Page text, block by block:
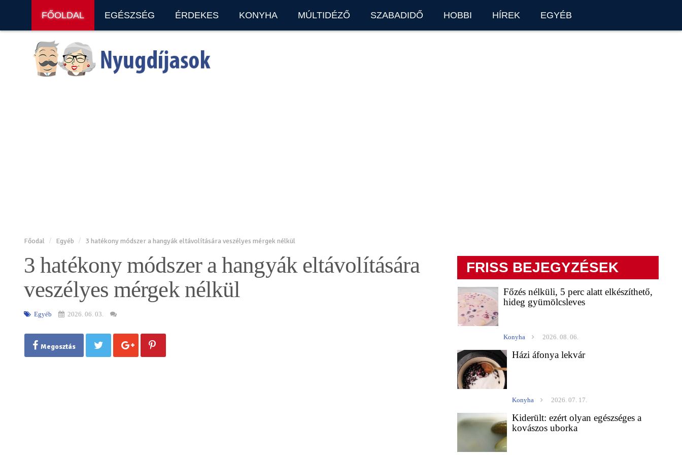
FŐOLDAL EGÉSZSÉG ÉRDEKES KONYHA MÚLTIDÉZŐ SZABADIDŐ HOBBI HÍREK EGYÉB
Főodal Egyéb 3 hatékony módszer a hangyák eltávolítására veszélyes mérgek nélkül
3 hatékony módszer a hangyák eltávolítására
veszélyes mérgek nélkül
Egyéb 2026. 06. 03.
Megosztás
FRISS BEJEGYZÉSEK
Főzés nélküli, 5 perc alatt elkészíthető,
hideg gyümölcsleves
Konyha 2026. 08. 06.
Házi áfonya lekvár
Konyha 2026. 07. 17.
Kiderült: ezért olyan egészséges a
kovászos uborka